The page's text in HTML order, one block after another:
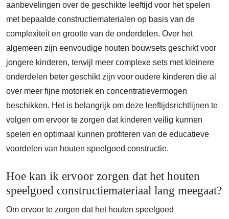
aanbevelingen over de geschikte leeftijd voor het spelen
met bepaalde constructiematerialen op basis van de
complexiteit en grootte van de onderdelen. Over het
algemeen zijn eenvoudige houten bouwsets geschikt voor
jongere kinderen, terwijl meer complexe sets met kleinere
onderdelen beter geschikt zijn voor oudere kinderen die al
over meer fijne motoriek en concentratievermogen
beschikken. Het is belangrijk om deze leeftijdsrichtlijnen te
volgen om ervoor te zorgen dat kinderen veilig kunnen
spelen en optimaal kunnen profiteren van de educatieve
voordelen van houten speelgoed constructie.
Hoe kan ik ervoor zorgen dat het houten
speelgoed constructiemateriaal lang meegaat?
Om ervoor te zorgen dat het houten speelgoed